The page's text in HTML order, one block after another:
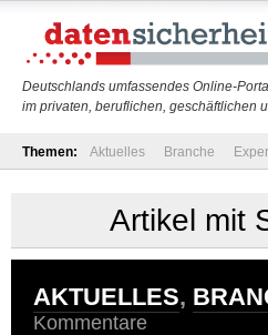
Deutschlands umfassendes Online-
im privaten, beruflichen, geschäftlichen
Themen: Aktuelles Branche
Artikel mit
AKTUELLES,
Kommentare